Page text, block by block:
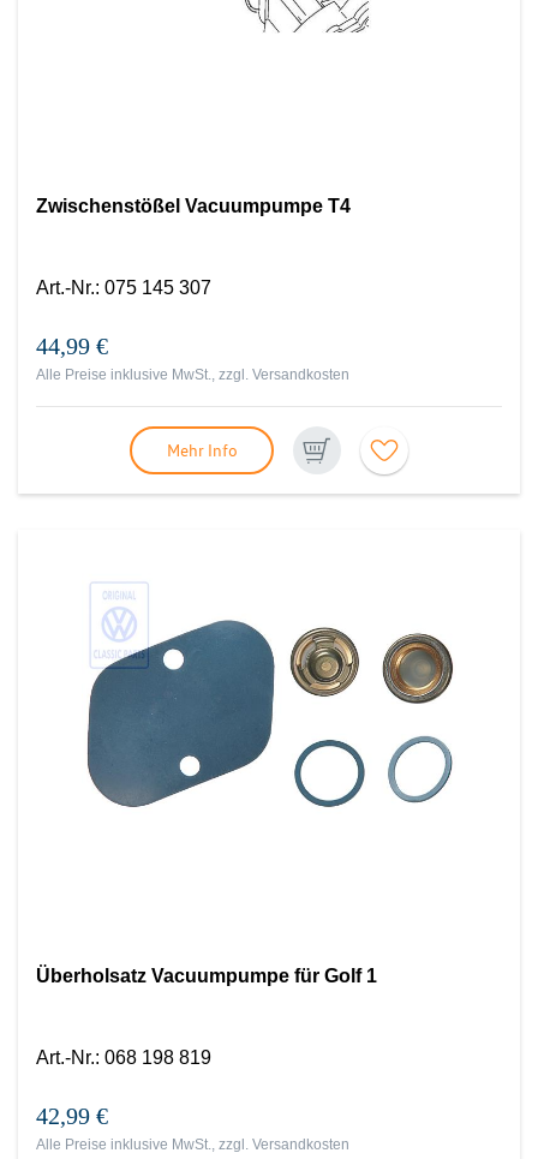
Zwischenstößel Vacuumpumpe T4
Art.-Nr.: 075 145 307
44,99 €
Alle Preise inklusive MwSt., zzgl. Versandkosten
Mehr Info
Überholsatz Vacuumpumpe für Golf 1
Art.-Nr.: 068 198 819
42,99 €
Alle Preise inklusive MwSt., zzgl. Versandkosten